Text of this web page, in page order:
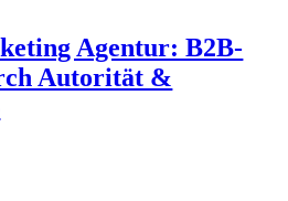
Agentur: B2B-
Autorität &